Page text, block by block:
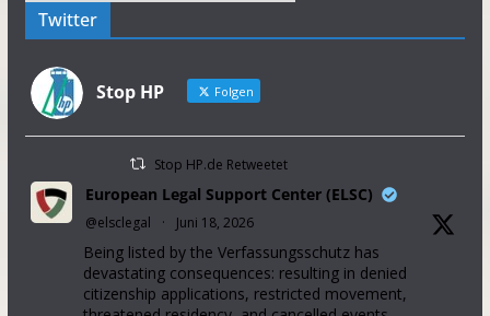
Twitter
Stop HP Folgen
Stop HP.de Retweetet
European Legal Support Center (ELSC)
@elsclegal · Juni 18, 2026
Being listed by the Verfassungsschutz has
devastating consequences: resulting in denied
citizenship applications, restricted movement,